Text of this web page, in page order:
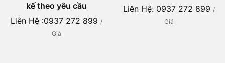
kế theo yêu cầu
Liên Hệ :0937 272 899 /
Giá
Liên Hệ: 0937 272 899 /
Giá